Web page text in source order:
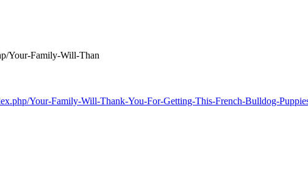
Your-Family-Will-Than
Your-Family-Will-Thank-You-For-Getting-This-French-Bulldog-